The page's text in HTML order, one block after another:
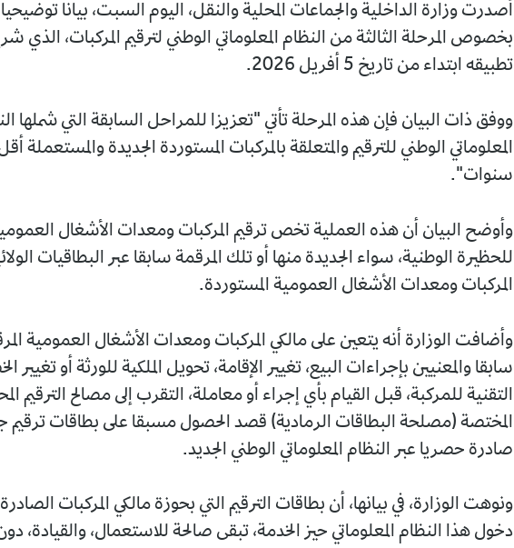
أصدرت وزارة الداخلية والجماعات المحلية والنقل، اليوم السبت، بيانا توضيحيا
بخصوص المرحلة الثالثة من النظام المعلوماتي الوطني لترقيم المركبات، الذي
تطبيقه ابتداء من تاريخ 5 أفريل 2026.
ووفق ذات البيان فإن هذه المرحلة تأتي "تعزيزا للمراحل السابقة التي شملها
المعلوماتي الوطني للترقيم والمتعلقة بالمركبات المستوردة الجديدة والمستعملة
سنوات".
وأوضح البيان أن هذه العملية تخص ترقيم المركبات ومعدات الأشغال
للحظيرة الوطنية، سواء الجديدة منها أو تلك المرقمة سابقا عبر البطاقيات
المركبات ومعدات الأشغال العمومية المستوردة.
وأضافت الوزارة أنه يتعين على مالكي المركبات ومعدات الأشغال العمومية
سابقا والمعنيين بإجراءات البيع، تغيير الإقامة، تحويل الملكية للورثة أو تغيير
التقنية للمركبة، قبل القيام بأي إجراء أو معاملة، التقرب إلى مصالح الترقيم
المختصة (مصلحة البطاقات الرمادية) قصد الحصول مسبقا على بطاقات ترقيم
صادرة حصريا عبر النظام المعلوماتي الوطني الجديد.
ونوهت الوزارة، في بيانها، أن بطاقات الترقيم التي بحوزة مالكي المركبات
دخول هذا النظام المعلوماتي حيز الخدمة، تبقى صالحة للاستعمال، والقيادة،